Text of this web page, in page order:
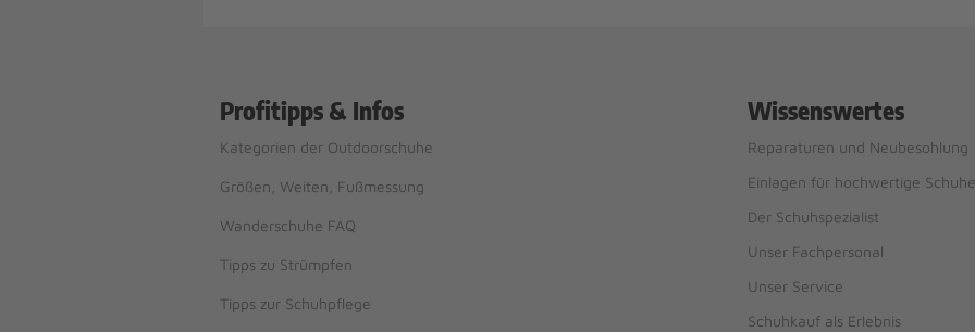
Profitipps & Infos
Kategorien der Outdoorschuhe
Größen, Weiten, Fußmessung
Wanderschuhe FAQ
Tipps zu Strümpfen
Tipps zur Schuhpflege
Wissenswertes
Reparaturen und Neubesohlung
Einlagen für hochwertige Schuhe
Der Schuhspezialist
Unser Fachpersonal
Unser Service
Schuhkauf als Erlebnis